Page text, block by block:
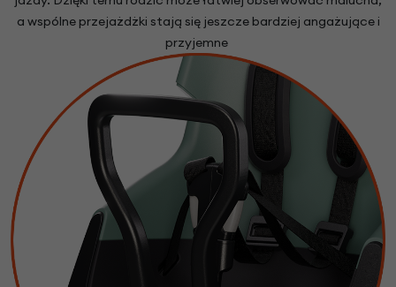
a wspólne przejażdżki stają się jeszcze bardziej angażujące i
przyjemne